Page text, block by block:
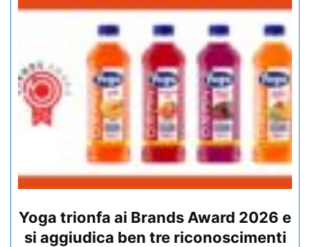
Yoga trionfa ai Brands Award 2026 e
si aggiudica ben tre riconoscimenti